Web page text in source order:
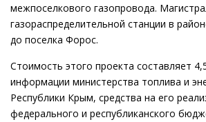
межпоселкового газопровода.
газораспределительной станции в
до поселка Форос.
Стоимость этого проекта составляет
информации министерства топлива и
Республики Крым, средства на его
федерального и республиканского